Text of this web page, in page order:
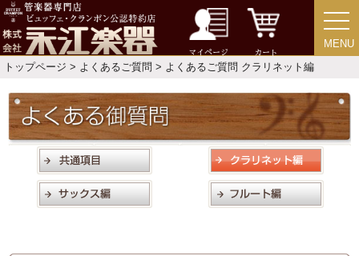
マイページ カート
MENU
MENU
トップページ > よくあるご質問 > よくあるご質問 クラリネット編
ご利用ガイド サポート・保証
よくあるご質問 会社紹介
特定商取引法 プライバシー・ポリシー